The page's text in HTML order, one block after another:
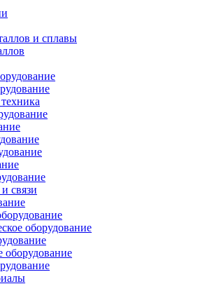
и сплавы
связи
оборудование
оборудование